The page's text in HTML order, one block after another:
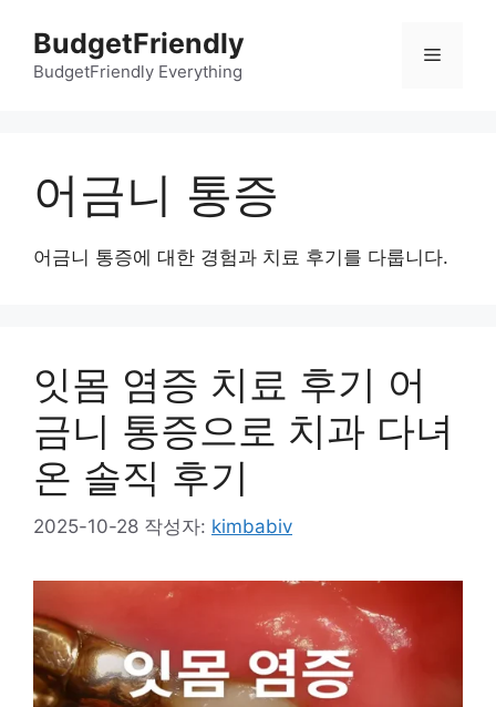
BudgetFriendly
BudgetFriendly Everything
메
어금니 통증
어금니 통증에 대한 경험과 치료 후기를 다룹니다.
잇몸 염증 치료 후기 어
금니 통증으로 치과 다녀
온 솔직 후기
2025-10-28 작성자: kimbabiv